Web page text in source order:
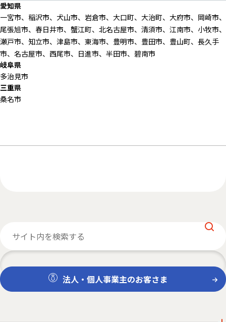
愛知県
一宮市、稲沢市、犬山市、岩倉市、大口町、大治町、大府市、岡崎市、
尾張旭市、春日井市、蟹江町、北名古屋市、清須市、江南市、小牧市、
瀬戸市、知立市、津島市、東海市、豊明市、豊田市、豊山町、長久手
市、名古屋市、西尾市、日進市、半田市、碧南市
岐阜県
多治見市
三重県
桑名市
法人・個人事業主のお客さま